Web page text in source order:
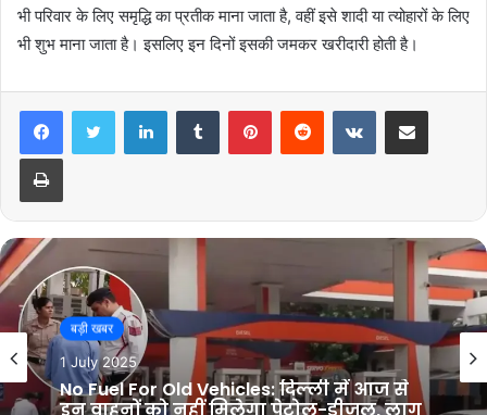
भी परिवार के लिए समृद्धि का प्रतीक माना जाता है, वहीं इसे शादी या त्योहारों के लिए
भी शुभ माना जाता है। इसलिए इन दिनों इसकी जमकर खरीदारी होती है।
बड़ी खबर
1 July 2025
बड़ी खबर
1 July 2025
Gold Price Today: सातवे आसमान से ओन्धे